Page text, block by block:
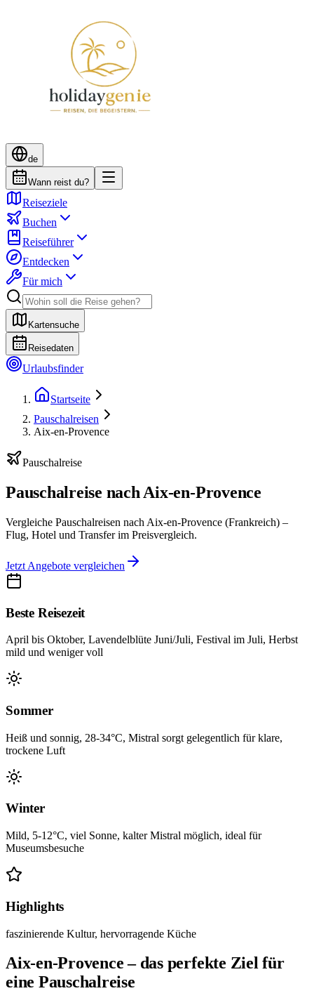
de
Wann reist du?
Reiseziele
Buchen
Reiseführer
Entdecken
Für mich
Kartensuche
Reisedaten
Urlaubsfinder
Startseite
Pauschalreisen
Aix-en-Provence
Pauschalreise
Pauschalreise nach Aix-en-Provence
Vergleiche Pauschalreisen nach Aix-en-Provence (Frankreich) –
Flug, Hotel und Transfer im Preisvergleich.
Jetzt Angebote vergleichen
Beste Reisezeit
April bis Oktober, Lavendelblüte Juni/Juli, Festival im Juli, Herbst
mild und weniger voll
Sommer
Heiß und sonnig, 28-34°C, Mistral sorgt gelegentlich für klare,
trockene Luft
Winter
Mild, 5-12°C, viel Sonne, kalter Mistral möglich, ideal für
Museumsbesuche
Highlights
faszinierende Kultur, hervorragende Küche
Aix-en-Provence – das perfekte Ziel für
eine Pauschalreise